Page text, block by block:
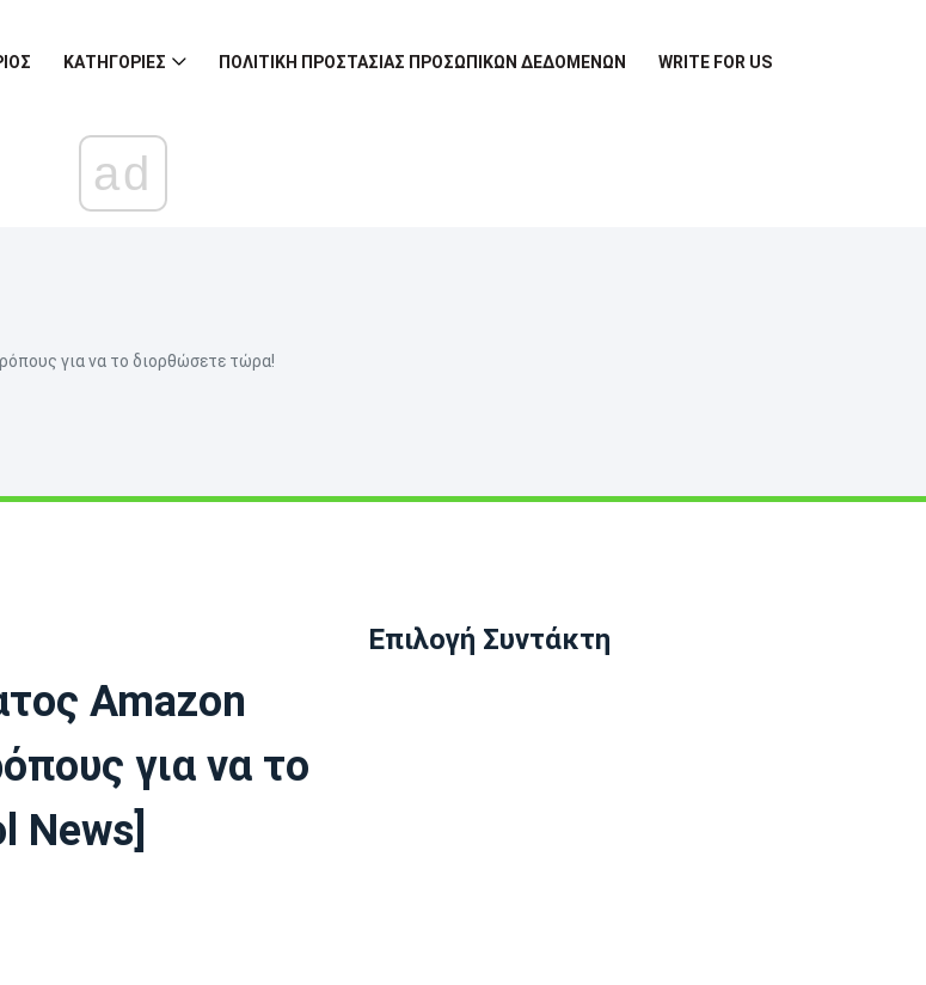
ΚΑΤΗΓΟΡΊΕΣ ΠΟΛΙΤΙΚΉ ΠΡΟΣΤΑΣΊΑΣ ΠΡΟΣΩΠΙΚΏΝ ΔΕΔΟΜΈΝΩΝ WRITE FOR US
ad
για να το διορθώσετε τώρα!
Amazon
για να το
News]
Επιλογή Συντάκτη